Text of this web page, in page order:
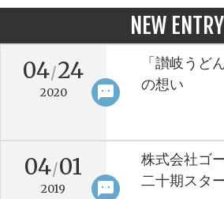
NEW ENTRY
sms
04/24
2020
「讃岐うど
の想い
keyboard_arrow_right
sms
04/01
2019
株式会社ゴ
二十期スタ
keyboard_arrow_right